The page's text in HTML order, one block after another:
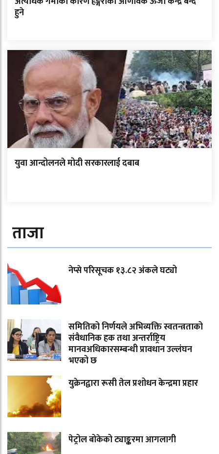
हुने
युवा आन्दोलनले मोदी सरकारलाई दबाब
ताजा
नेप्से परिसूचक १३.८२ अंकले घट्यो
समितिको निर्णयले अभिव्यक्ति स्वतन्त्रताको
संवैधानिक हक तथा अन्तर्राष्ट्रिय
मानवअधिकारसम्बन्धी प्रावधान उल्लंघन
भएको छ
युक्रेनद्वारा रूसी तेल प्रशोधन केन्द्रमा प्रहार
पेट्रोल बोकेको ट्याङ्करमा आगलागी